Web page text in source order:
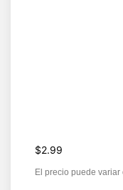
$2.99
El precio puede